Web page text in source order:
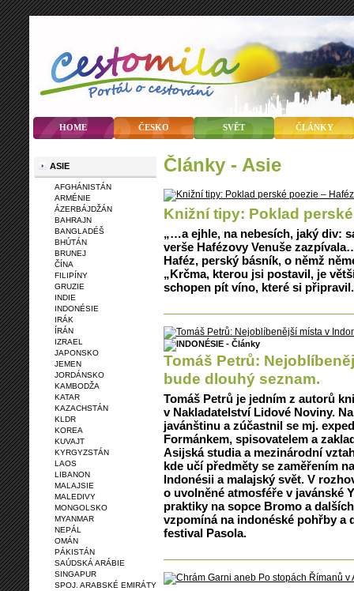
HOME ČESKO SVĚT ČLÁNKY
články - Asie
Knižní tipy: Poklad
„…a ejhle, na nebesích, jaký div:
verše Hafézovy Venuše
Haféz, perský básník, o němž
„Krčma, kterou jsi postavil, je
schopen pít víno, které si
Tomáš Petrů:
bude dlouhý seznam.
Tomáš Petrů je jedním z autorů
v Nakladatelství Lidové Noviny.
javánštinu a zúčastnil se mj.
Formánkem, spisovatelem a
Asijská studia a mezinárodní
kde učí předměty se zaměřením
Indonésii a malajský svět. V
o uvolněné atmosféře v javánské
praktiky na sopce Bromo a
vzpomíná na indonéské pohřby a
festival Pasola.
ASIE
AFGHÁNISTÁN
ARMÉNIE
ÁZERBÁJDŽÁN
BAHRAJN
BANGLADÉŠ
BHÚTÁN
BRUNEJ
ČÍNA
FILIPÍNY
GRUZIE
INDIE
INDONÉSIE
IRÁK
ÍRÁN
IZRAEL
JAPONSKO
JEMEN
JORDÁNSKO
KAMBODŽA
KATAR
KAZACHSTÁN
KLDR
KOREA
KUVAJT
KYRGYZSTÁN
LAOS
LIBANON
MALAJSIE
MALEDIVY
MONGOLSKO
MYANMAR
NEPÁL
OMÁN
PÁKISTÁN
SAÚDSKÁ ARÁBIE
SINGAPUR
SPOJ. ARABSKÉ EMIRÁTY